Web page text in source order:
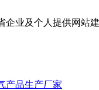
业及个人提供网站
产品生产厂家